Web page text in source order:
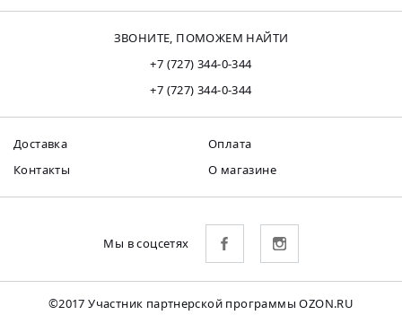
ЗВОНИТЕ, ПОМОЖЕМ НАЙТИ
+7 (727) 344-0-344
+7 (727) 344-0-344
Доставка
Оплата
Контакты
О магазине
Мы в соцсетях
©2017 Участник партнерской программы OZON.RU